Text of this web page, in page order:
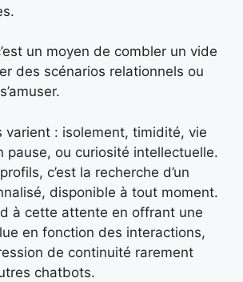
un moyen de combler un vide
des scénarios relationnels ou
varient : isolement, timidité, vie
pause, ou curiosité intellectuelle.
c’est la recherche d’un
disponible à tout moment.
à cette attente en offrant une
en fonction des interactions,
de continuité rarement
chatbots.